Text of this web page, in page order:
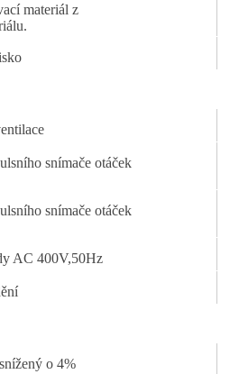
materiál z
snímače otáček
snímače otáček
AC 400V,50Hz
o 4%